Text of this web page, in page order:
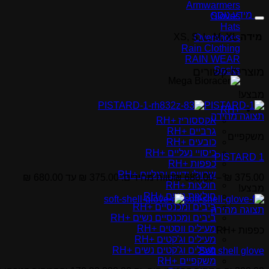
Armwarmers
Gloves
Hats
Overshoes
Rain Clothing
RAIN WEAR
Socks
+RH
אקססוריז +RH
גרביים +RH
כובעים +RH
כיסויי נעליים +RH
כפפות +RH
שרוולי ידיים ורגליים +RH
חולצות +RH
חולצות נשים +RH
ביבים ומכנסיים +RH
ביבים ומכנסיים נשים +RH
מעילים ווסטים +RH
מעילים וג'קטים +RH
מעילים וג'קטים נשים +RH
משקפיים +RH
מידע נוסף
XS, S, L, M, XL
מוצרים קשורים
תצוגה מהירה
PISTARD 1
₪680.00
טווח מחירים: ⁦₪ 375.00⁩ עד ⁦₪ 680.00⁩
תצוגה מהירה
Soft shell glove